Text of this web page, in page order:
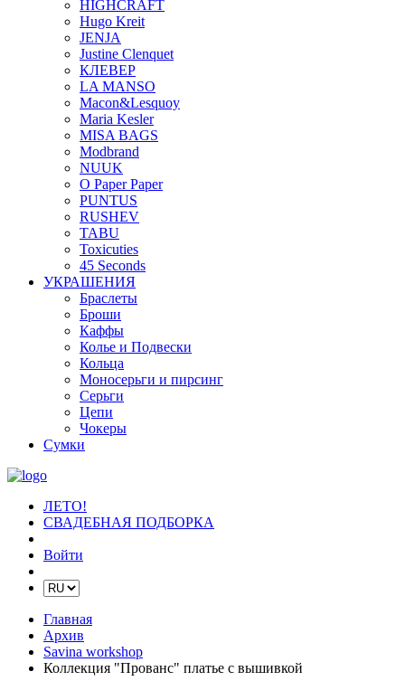
HIGHCRAFT
Hugo Kreit
JENJA
Justine Clenquet
КЛЕВЕР
LA MANSO
Macon&Lesquoy
Maria Kesler
MISA BAGS
Modbrand
NUUK
O Paper Paper
PUNTUS
RUSHEV
TABU
Toxicuties
45 Seconds
УКРАШЕНИЯ
Браслеты
Броши
Каффы
Колье и Подвески
Кольца
Моносерьги и пирсинг
Серьги
Цепи
Чокеры
Сумки
ЛЕТО!
СВАДЕБНАЯ ПОДБОРКА
Войти
Главная
Архив
Savina workshop
Коллекция "Прованс" платье с вышивкой